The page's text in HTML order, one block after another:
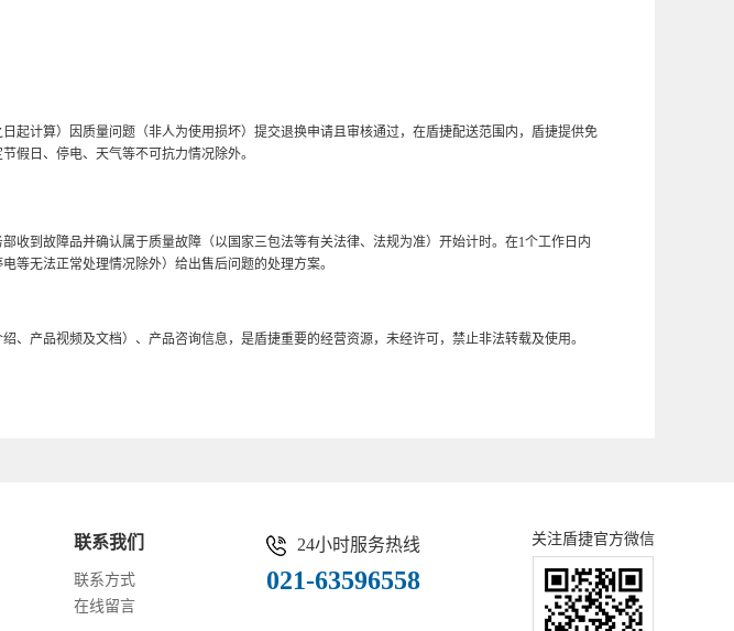
起计算）因质量问题（非人为使用损坏）提交退换申请且审核通过，在盾捷配送范围内，盾捷提供免
假日、停电、天气等不可抗力情况除外。
收到故障品并确认属于质量故障（以国家三包法等有关法律、法规为准）开始计时。在1个工作日内
等无法正常处理情况除外）给出售后问题的处理方案。
、产品视频及文档）、产品咨询信息，是盾捷重要的经营资源，未经许可，禁止非法转载及使用。
联系我们
联系方式
在线留言
24小时服务热线
021-63596558
关注盾捷官方微信